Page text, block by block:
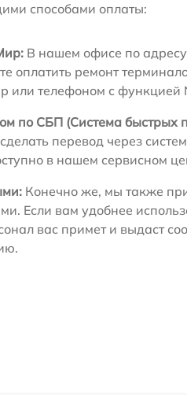
способами оплаты:
В нашем офисе по
оплатить ремонт
или телефоном с функцией
по СБП (Система быстрых
перевод через
в нашем сервисном
Конечно же, мы также
Если вам удобнее
вас примет и выдаст